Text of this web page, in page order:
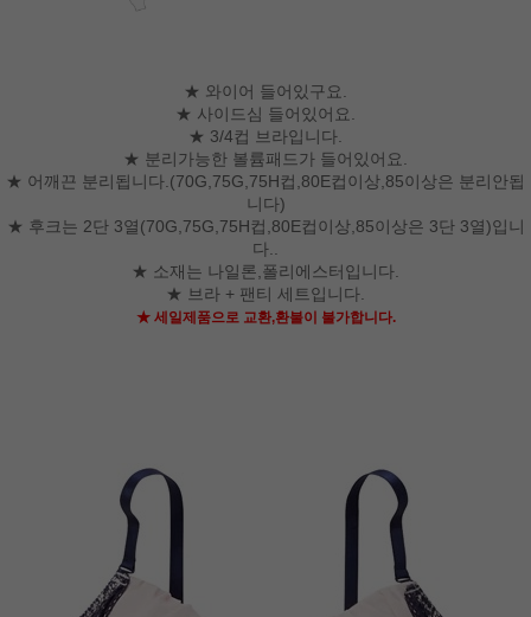
★ 와이어 들어있구요.
★ 사이드심 들어있어요.
★ 3/4컵 브라입니다.
★ 분리가능한 볼륨패드가 들어있어요.
★ 어깨끈 분리됩니다.(70G,75G,75H컵,80E컵이상,85이상은 분리안됩
니다)
★ 후크는 2단 3열(70G,75G,75H컵,80E컵이상,85이상은 3단 3열)입니
다..
★ 소재는 나일론,폴리에스터입니다.
★ 브라 + 팬티 세트입니다.
★ 세일제품으로 교환,환불이 불가합니다.